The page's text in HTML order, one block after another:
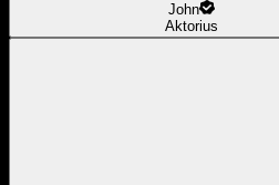
John
Aktorius